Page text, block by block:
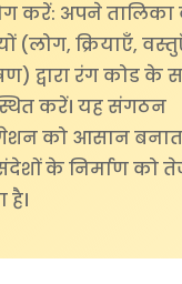
करें: अपने तालिका
(लोग, क्रियाएँ,
द्वारा रंग कोड के
करें। यह संगठन
को आसान
के निर्माण को
है।